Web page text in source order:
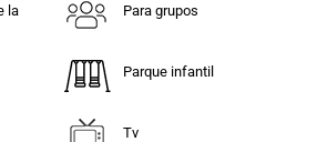
la
Para grupos
Parque infantil
Tv